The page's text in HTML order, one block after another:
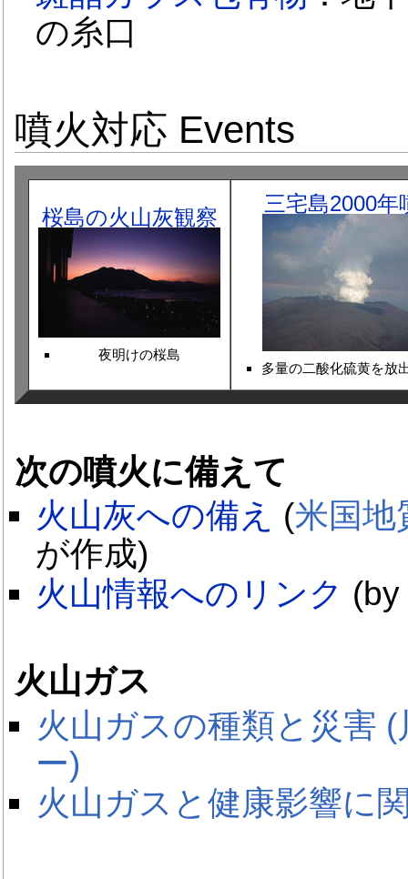
の糸口
噴火対応 Events
桜島の火山灰観察
夜明けの桜島
三宅島2000年
多量の二酸化硫黄を放
次の噴火に備えて
火山灰への備え
(米国地
が作成)
火山情報へのリンク
火山ガス
火山ガスの種類と災害
ー)
火山ガスと健康影響に